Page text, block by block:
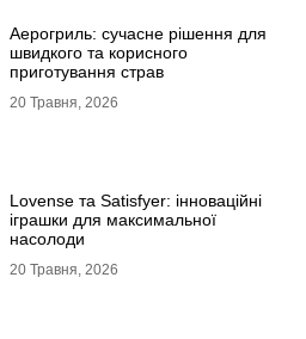
Аерогриль: сучасне рішення для
швидкого та корисного
приготування страв
20 Травня, 2026
Lovense та Satisfyer: інноваційні
іграшки для максимальної
насолоди
20 Травня, 2026